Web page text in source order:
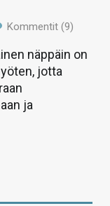
Kommentit (9)
näppäin on
jotta
ja